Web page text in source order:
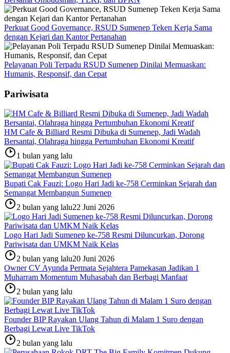
Perkuat Good Governance, RSUD Sumenep Teken Kerja Sama
dengan Kejari dan Kantor Pertanahan
Pelayanan Poli Terpadu RSUD Sumenep Dinilai Memuaskan:
Humanis, Responsif, dan Cepat
Pariwisata
HM Cafe & Billiard Resmi Dibuka di Sumenep, Jadi Wadah
Bersantai, Olahraga hingga Pertumbuhan Ekonomi Kreatif
1 bulan yang lalu
Bupati Cak Fauzi: Logo Hari Jadi ke-758 Cerminkan Sejarah dan
Semangat Membangun Sumenep
2 bulan yang lalu22 Juni 2026
Logo Hari Jadi Sumenep ke-758 Resmi Diluncurkan, Dorong
Pariwisata dan UMKM Naik Kelas
2 bulan yang lalu20 Juni 2026
Owner CV Ayunda Permata Sejahtera Pamekasan Jadikan 1
Muharram Momentum Muhasabah dan Berbagi Manfaat
2 bulan yang lalu
Founder BIP Rayakan Ulang Tahun di Malam 1 Suro dengan
Berbagi Lewat Live TikTok
2 bulan yang lalu